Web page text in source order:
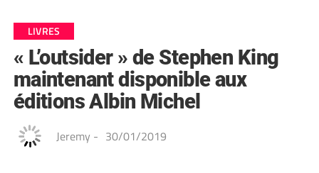
LIVRES
« L’outsider » de Stephen King
maintenant disponible aux
éditions Albin Michel
Jeremy - 30/01/2019